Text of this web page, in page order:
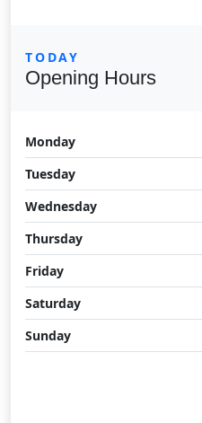
TODAY
Opening Hours
Monday
Tuesday
Wednesday
Thursday
Friday
Saturday
Sunday